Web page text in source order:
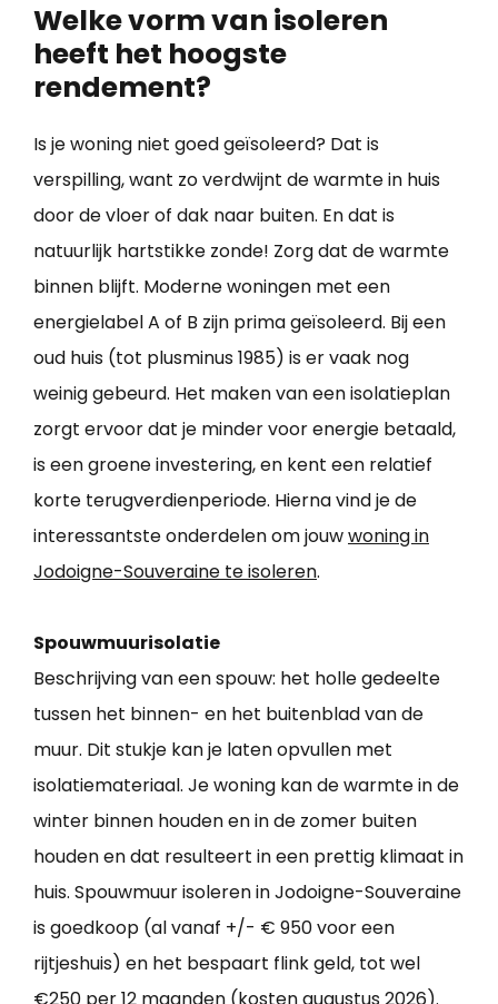
Welke vorm van isoleren
heeft het hoogste
rendement?
Is je woning niet goed geïsoleerd? Dat is
verspilling, want zo verdwijnt de warmte in huis
door de vloer of dak naar buiten. En dat is
natuurlijk hartstikke zonde! Zorg dat de warmte
binnen blijft. Moderne woningen met een
energielabel A of B zijn prima geïsoleerd. Bij een
oud huis (tot plusminus 1985) is er vaak nog
weinig gebeurd. Het maken van een isolatieplan
zorgt ervoor dat je minder voor energie betaald,
is een groene investering, en kent een relatief
korte terugverdienperiode. Hierna vind je de
interessantste onderdelen om jouwwoning in
Jodoigne-Souveraine te isoleren.
Spouwmuurisolatie
Beschrijving van een spouw: het holle gedeelte
tussen het binnen- en het buitenblad van de
muur. Dit stukje kan je laten opvullen met
isolatiemateriaal. Je woning kan de warmte in de
winter binnen houden en in de zomer buiten
houden en dat resulteert in een prettig klimaat in
huis. Spouwmuur isoleren in Jodoigne-Souveraine
is goedkoop (al vanaf +/- € 950 voor een
rijtjeshuis) en het bespaart flink geld, tot wel